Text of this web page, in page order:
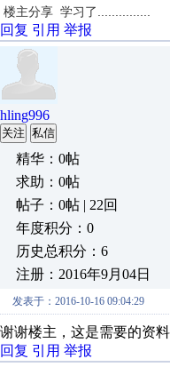
楼主分享 学习了...............
回复 引用 举报
hling996
关注 私信
精华：0帖
求助：0帖
帖子：0帖 | 22回
年度积分：0
历史总积分：6
注册：2016年9月04日
发表于：2016-10-16 09:04:29
谢谢楼主，这是需要的资料
回复 引用 举报